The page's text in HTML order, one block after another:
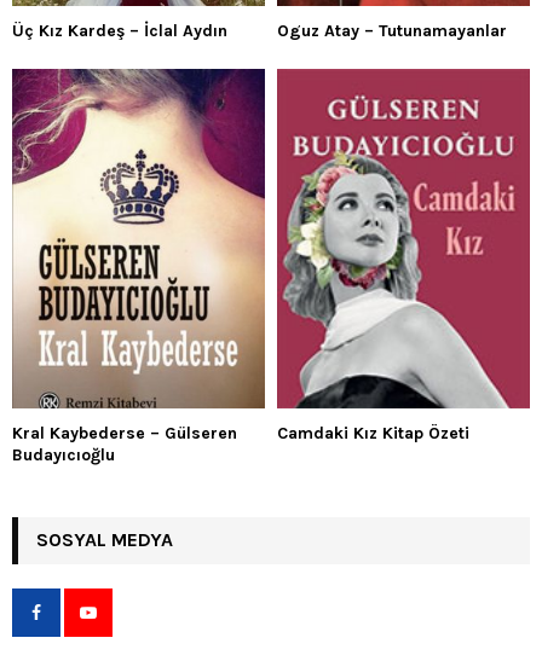
Üç Kız Kardeş – İclal Aydın Oguz Atay – Tutunamayanlar
Kral Kaybederse – Gülseren
Budayıcıoğlu
Camdaki Kız Kitap Özeti
SOSYAL MEDYA